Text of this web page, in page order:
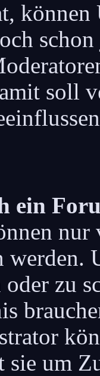
soll
ein
werden.
zu
sie um